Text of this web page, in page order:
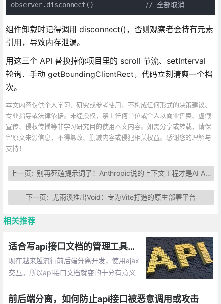
observer.disconnect()             // 全部取消
组件卸载时记得调用 disconnect()，否则观察者会持有元素
引用，导致内存泄漏。
用这三个 API 替换掉你项目里的 scroll 节流、setInterval
轮询、手动 getBoundingClientRect，代码立刻清爽一个档
次。
本文内容仅供个人学习、研究或参考使用，不构成任何形式的决策建议、
专业指导或法律依据。未经授权，禁止任何单位或个人以商业售卖、虚假
宣传、侵权传播等非学习研究目的使用本文内容。如需分享或转载，请保
留原文来源信息，不得篡改、删减内容或侵犯相关权益。感谢您的理解与
支持！
上一页:别再死磕提示词了！Anthropic说的上下文工程才是AI Agent的关键
下一页:尤雨溪推出Void：专为Vite打造的原生部署平台
相关推荐
适合写api接口文档的管理工具有哪些？
现在越来越流行前后端分离开发，使用ajax
交互。所以api接口文档就变的十分有意义
理工具呢？比如：MinDoc，eoLinker，apiz
前后端分离，如何防止api接口被恶意调用或攻击